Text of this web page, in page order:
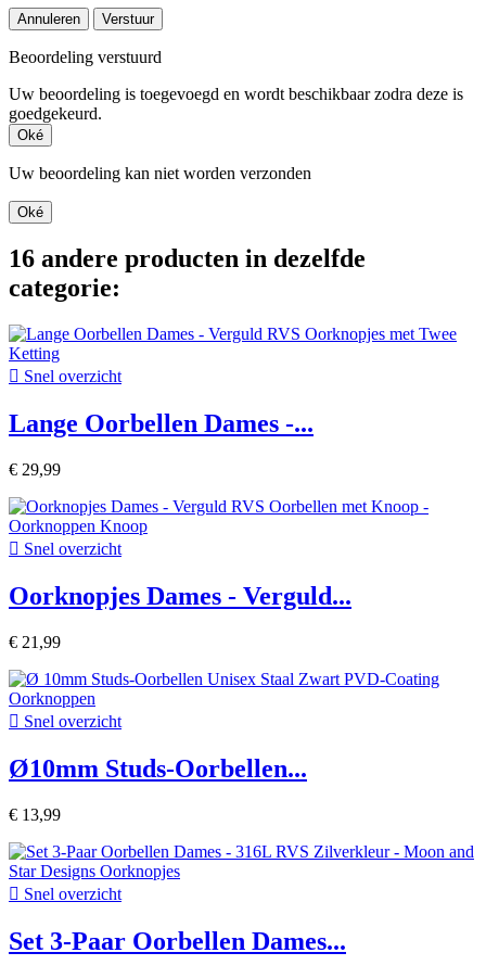
Annuleren Verstuur
Beoordeling verstuurd
Uw beoordeling is toegevoegd en wordt beschikbaar zodra deze is
goedgekeurd.
Oké
Uw beoordeling kan niet worden verzonden
Oké
16 andere producten in dezelfde
categorie:
 Snel overzicht
Lange Oorbellen Dames -...
€ 29,99
 Snel overzicht
Oorknopjes Dames - Verguld...
€ 21,99
 Snel overzicht
Ø10mm Studs-Oorbellen...
€ 13,99
 Snel overzicht
Set 3-Paar Oorbellen Dames...